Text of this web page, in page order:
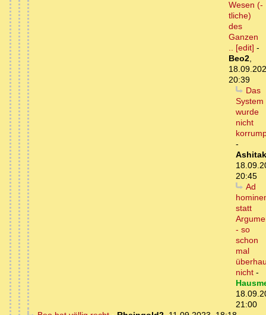
Wesen (-
tliche)
des
Ganzen
.. [edit] -
Beo2,
20:39
Das
System
wurde
nicht
-
20:45
Ad
statt
- so
schon
mal
nicht -
21:00